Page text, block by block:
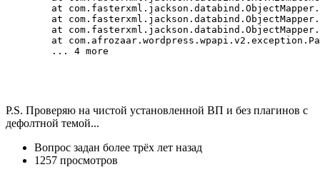
	... 4 more
P.S. Проверяю на чистой установленной ВП и без плагинов с
дефолтной темой...
Вопрос задан более трёх лет назад
1257 просмотров